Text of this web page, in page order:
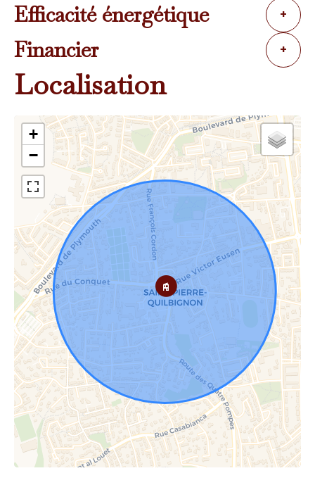
Efficacité énergétique +
Financier +
Localisation
+
−